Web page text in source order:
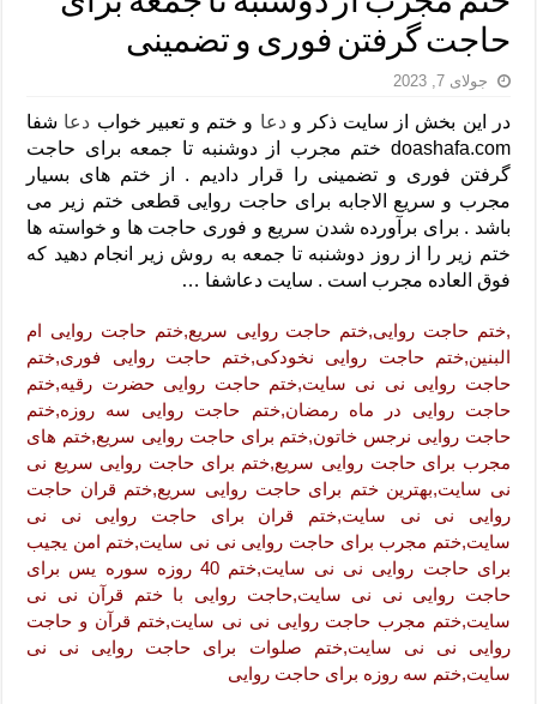
مهم ترین اذکار الهی و فضیلت آن ها – ذکر مخصوص مستجاب الدعوه
دعا برای ترس بچه ها در خواب – دعای ترس و بی خوابی کودکان
دعای رفع فقر و طلب رزق و روزی – آیه‌ جلب ثروت و برکت مال
لا حول ولا قوة الا بالله برای چشم زخم – دعای چشم زخم ماشاالله
دعای قوی رفع ترس – دعای مجرب برای آرامش قلب و رفع اضطراب
دعا برای پولدار شدن در یک روز – دعای ثروت حضرت سلیمان
حاجت گرفتن فوری و تضمینی
جولای 7, 2023
در این بخش از سایت ذکر ودعا و ختم و تعبیر خواب دعا شفا
doashafa.com ختم مجرب از دوشنبه تا جمعه برای حاجت
گرفتن فوری و تضمینی را قرار دادیم . از ختم های بسیار
مجرب و سریع الاجابه برای حاجت روایی قطعی ختم زیر می
باشد . برای برآورده شدن سریع و فوری حاجت ها و خواسته ها
ختم زیر را از روز دوشنبه تا جمعه به روش زیر انجام دهید که
فوق العاده مجرب است . سایت دعاشفا …
,ختم حاجت روایی,ختم حاجت روایی سریع,ختم حاجت روایی ام
البنین,ختم حاجت روایی نخودکی,ختم حاجت روایی فوری,ختم
حاجت روایی نی نی سایت,ختم حاجت روایی حضرت رقیه,ختم
حاجت روایی در ماه رمضان,ختم حاجت روایی سه روزه,ختم
حاجت روایی نرجس خاتون,ختم برای حاجت روایی سریع,ختم های
مجرب برای حاجت روایی سریع,ختم برای حاجت روایی سریع نی
نی سایت,بهترین ختم برای حاجت روایی سریع,ختم قران حاجت
روایی نی نی سایت,ختم قران برای حاجت روایی نی نی
سایت,ختم مجرب برای حاجت روایی نی نی سایت,ختم امن یجیب
برای حاجت روایی نی نی سایت,ختم 40 روزه سوره یس برای
حاجت روایی نی نی سایت,حاجت روایی با ختم قرآن نی نی
سایت,ختم مجرب حاجت روایی نی نی سایت,ختم قرآن و حاجت
روایی نی نی سایت,ختم صلوات برای حاجت روایی نی نی
سایت,ختم سه روزه برای حاجت روایی